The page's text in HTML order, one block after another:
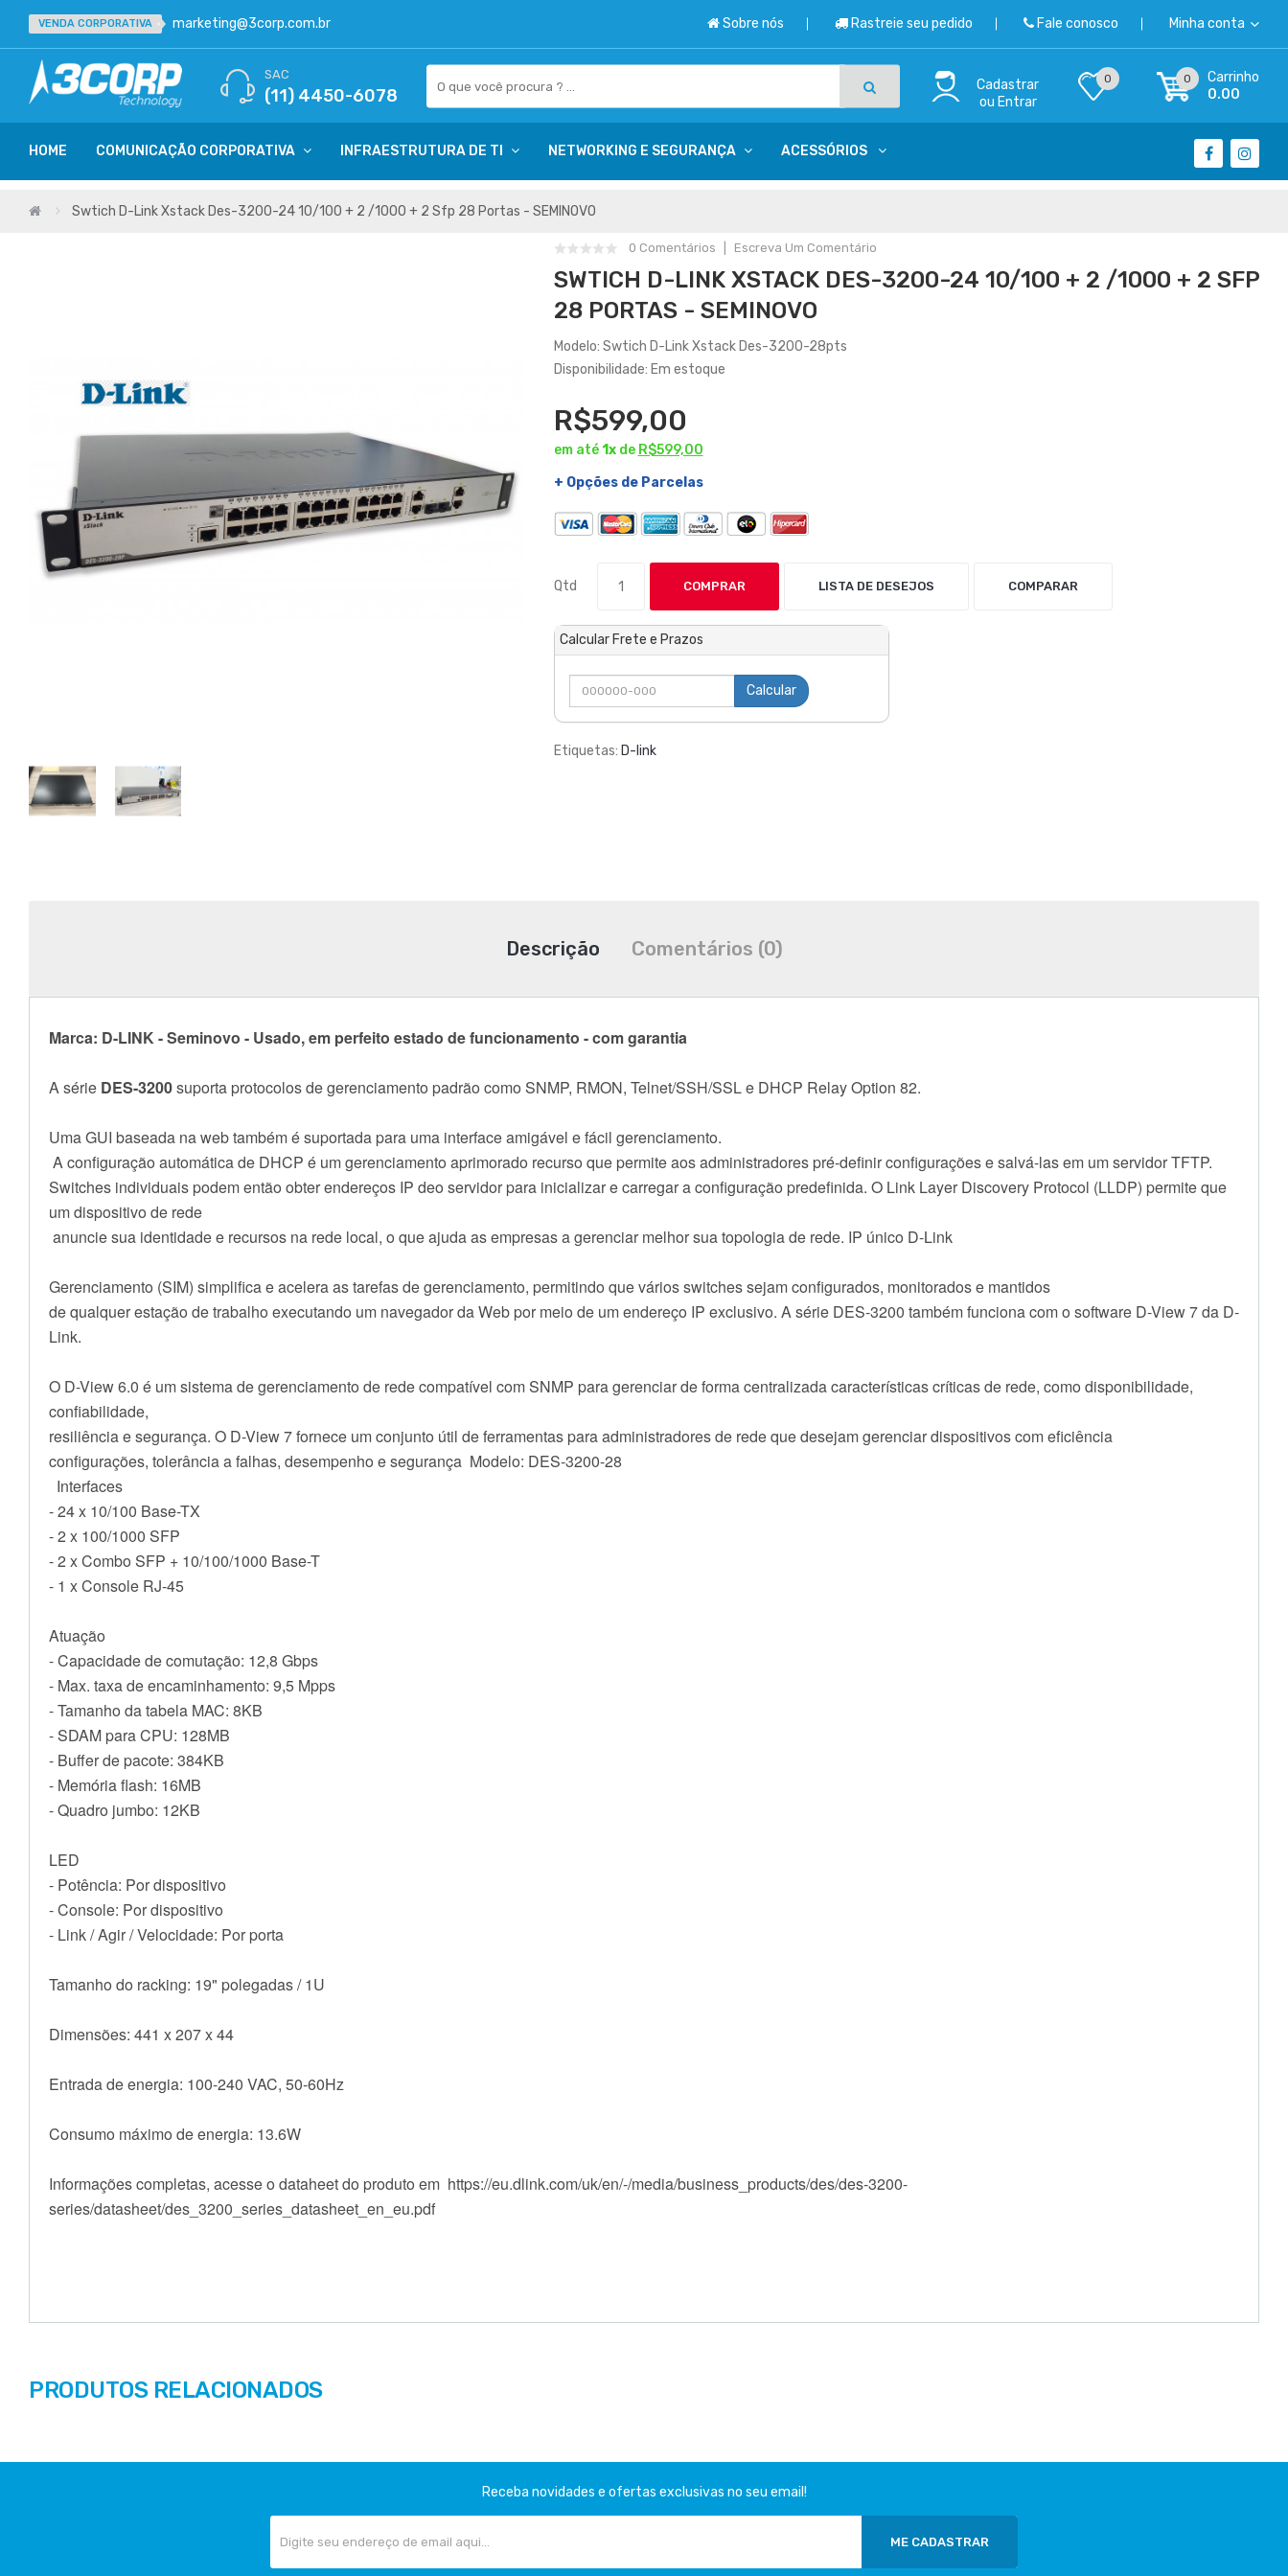
VENDA CORPORATIVA marketing@3corp.com.br Sobre nós Rastreie seu pedido Fale conosco Minha conta
SAC
(11) 4450-6078
Cadastrar
ou Entrar
0 0
Carrinho
0.00
HOME COMUNICAÇÃO CORPORATIVA INFRAESTRUTURA DE TI NETWORKING E SEGURANÇA ACESSÓRIOS
Swtich D-Link Xstack Des-3200-24 10/100 + 2 /1000 + 2 Sfp 28 Portas - SEMINOVO
0 Comentários Escreva Um Comentário
SWTICH D-LINK XSTACK DES-3200-24 10/100 + 2 /1000 + 2 SFP
28 PORTAS - SEMINOVO
Modelo: Swtich D-Link Xstack Des-3200-28pts
Disponibilidade: Em estoque
R$599,00
em até1xde R$599,00
+ Opções de Parcelas
Qtd COMPRAR LISTA DE DESEJOS COMPARAR
Calcular Frete e Prazos
Calcular
Etiquetas: D-link
Descrição Comentários (0)
Marca: D-LINK - Seminovo - Usado, em perfeito estado de funcionamento - com garantia
A série DES-3200suporta protocolos de gerenciamento padrão como SNMP, RMON, Telnet/SSH/SSL e DHCP Relay Option 82.
Uma GUI baseada na web também é suportada para uma interface amigável e fácil gerenciamento.
A configuração automática de DHCP é um gerenciamento aprimorado recurso que permite aos administradores pré-definir configurações e salvá-las em um servidor TFTP.
Switches individuais podem então obter endereços IP deo servidor para inicializar e carregar a configuração predefinida. O Link Layer Discovery Protocol (LLDP) permite que
um dispositivo de rede
anuncie sua identidade e recursos na rede local, o que ajuda as empresas a gerenciar melhor sua topologia de rede. IP único D-Link
Gerenciamento (SIM) simplifica e acelera as tarefas de gerenciamento, permitindo que vários switches sejam configurados, monitorados e mantidos
de qualquer estação de trabalho executando um navegador da Web por meio de um endereço IP exclusivo. A série DES-3200 também funciona com o software D-View 7 da D-
Link.
O D-View 6.0 é um sistema de gerenciamento de rede compatível com SNMP para gerenciar de forma centralizada características críticas de rede, como disponibilidade,
confiabilidade,
resiliência e segurança. O D-View 7 fornece um conjunto útil de ferramentas para administradores de rede que desejam gerenciar dispositivos com eficiência
configurações, tolerância a falhas, desempenho e segurança Modelo: DES-3200-28
Interfaces
- 24 x 10/100 Base-TX
- 2 x 100/1000 SFP
- 2 x Combo SFP + 10/100/1000 Base-T
- 1 x Console RJ-45
Atuação
- Capacidade de comutação: 12,8 Gbps
- Max. taxa de encaminhamento: 9,5 Mpps
- Tamanho da tabela MAC: 8KB
- SDAM para CPU: 128MB
- Buffer de pacote: 384KB
- Memória flash: 16MB
- Quadro jumbo: 12KB
LED
- Potência: Por dispositivo
- Console: Por dispositivo
- Link / Agir / Velocidade: Por porta
Tamanho do racking: 19" polegadas / 1U
Dimensões: 441 x 207 x 44
Entrada de energia: 100-240 VAC, 50-60Hz
Consumo máximo de energia: 13.6W
Informações completas, acesse o dataheet do produto em https://eu.dlink.com/uk/en/-/media/business_products/des/des-3200-
series/datasheet/des_3200_series_datasheet_en_eu.pdf
PRODUTOS RELACIONADOS
Receba novidades e ofertas exclusivas no seu email!
ME CADASTRAR